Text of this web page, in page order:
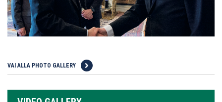
VAI ALLA PHOTO GALLERY